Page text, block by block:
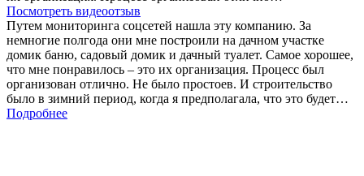
Посмотреть видеоотзыв
Путем мониторинга соцсетей нашла эту компанию. За
немногие полгода они мне построили на дачном участке
домик баню, садовый домик и дачный туалет. Самое хорошее,
что мне понравилось – это их организация. Процесс был
организован отлично. Не было простоев. И строительство
было в зимний период, когда я предполагала, что это будет…
Подробнее